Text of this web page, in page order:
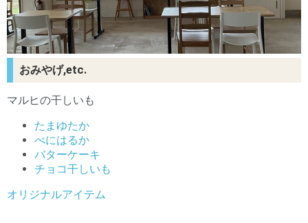
おみやげ,etc.
マルヒの干しいも
たまゆたか
べにはるか
バターケーキ
チョコ干しいも
オリジナルアイテム